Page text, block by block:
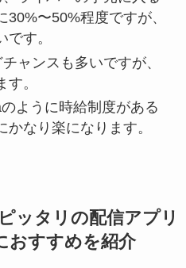
〜50%程度ですが、
す。
ャンスも多いですが、
。
ように時給制度がある
かなり楽になります。
ッタリの配信アプリ
おすすめを紹介